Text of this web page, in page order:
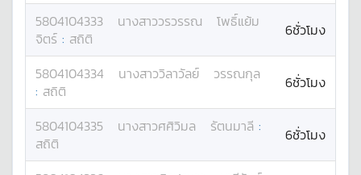
5804104333 นางสาววรวรรณ
โพธิ์แย้ม
จิตร์ : สถิติ 6ชั่วโมง
5804104334 นางสาววิลาวัลย์
วรรณกุล
: สถิติ 6ชั่วโมง
5804104335 นางสาวศศิวิมล รัตนมาลี :
สถิติ
6ชั่วโมง